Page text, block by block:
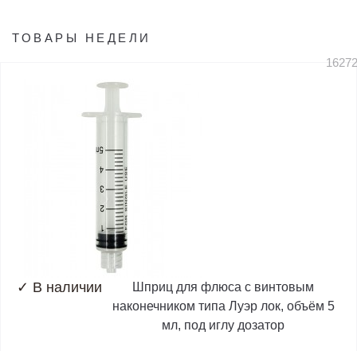
ТОВАРЫ НЕДЕЛИ
✓ В наличии
Шприц для флюса с винтовым
наконечником типа Луэр лок, объём 5
мл, под иглу дозатор